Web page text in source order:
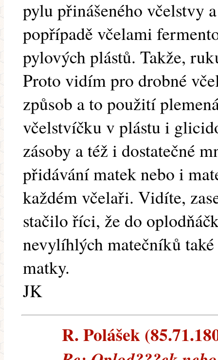
pylu přinášeného včelstvy
popřípadě včelami
pylových plástů. Takže,
Proto vidím pro drobné
způsob a to použití
včelstvíčku v plástu i
zásoby a též i dostatečné
přidávání matek nebo i
každém včelaři. Vidíte,
stačilo říci, že do
nevylíhlých matečníků
matky.
JK
R. Polášek